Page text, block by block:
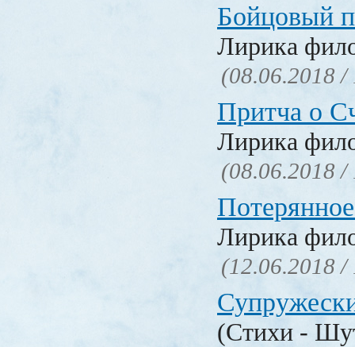
Бойцовый
Лирика
(08.06.2018 /
Притча о
Лирика
(08.06.2018 /
Лирика
(12.06.2018 /
(Стихи -